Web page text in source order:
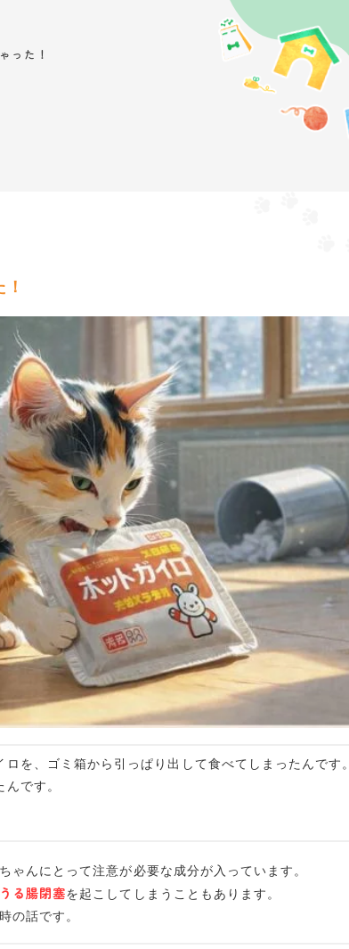
った！
を、ゴミ箱から引っぱり出して食べてしまったんです。
です。
んにとって注意が必要な成分が入っています。
る腸閉塞を起こしてしまうこともあります。
の話です。